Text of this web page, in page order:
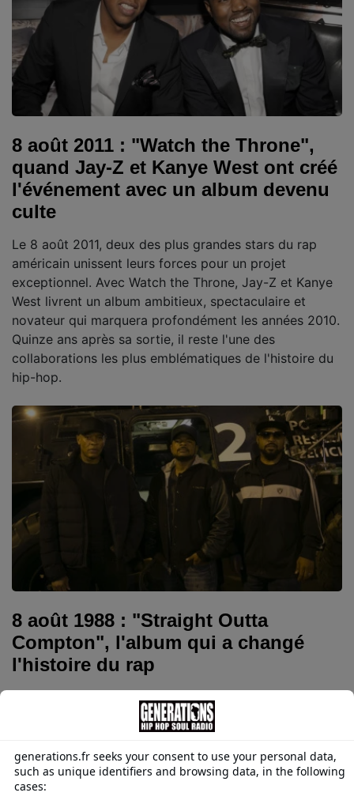
8 août 2011 : "Watch the Throne",
quand Jay-Z et Kanye West ont créé
l'événement avec un album devenu
culte
Le 8 août 2011, deux des plus grandes stars du rap
américain unissent leurs forces pour un projet
exceptionnel. Avec Watch the Throne, Jay-Z et Kanye
West livrent un album ambitieux, spectaculaire et
novateur qui marquera profondément les années 2010.
Quinze ans après sa sortie, il reste l'une des
collaborations les plus emblématiques de l'histoire du
hip-hop.
8 août 1988 : "Straight Outta
Compton", l'album qui a changé
l'histoire du rap
Le 8 août 1988, cinq jeunes rappeurs originaires de
Compton, en Californie, publient un album qui va
bouleverser à jamais le paysage musical. Avec Straight
Outta Compton, N.W.A. impose un rap cru, engagé et
sans concession. Trente-huit ans plus tard, ce disque
est toujours considéré comme l'une des œuvres les